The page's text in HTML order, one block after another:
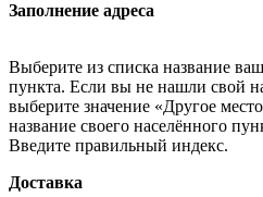
Заполнение адреса
Выберите из списка название
пункта. Если вы не нашли свой
выберите значение «Другое
название своего населённого
Введите правильный индекс.
Доставка